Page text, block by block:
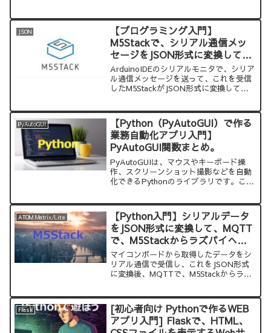
で紹介しているサンプルコードをコピー
して、実行すれば、すぐに試すことがで
きます。
JSON
【プログラミング入門】
M5Stackで、シリアル通信メッ
セージをJSON形式に変換して
Wi-Fi（MQTT）でラズパイに送
る方法
ArduinoIDEのシリアルモニタで、シリア
ル通信メッセージを送って、これを受信
したM5StackがJSON形式に変換して、
PyAutoGUI
【Python（PyAutoGUI）で作る
業務自動化アプリ入門】
PyAutoGUI関数まとめ。
PyAutoGUIは、マウスやキーボード操
作、スクリーンショット撮影などを自動
化できるPythonのライブラリです。この
めました。PyAutoGUIのプログラムを作
成するときに参考にしてください。
ATOM Matrix/Lite
【Python入門】シリアルデータ
をJSON形式に変換して、MQTT
で、M5Stackからラズパイへ送
る方法
マイコンボードから取得したデータをシ
リアル通信で受信し、これをJSON形式
に変換後、MQTTで、M5Stackからラズ
Flask
[初心者向け Pythonで作るWEB
アプリ入門] Flaskで、HTML、